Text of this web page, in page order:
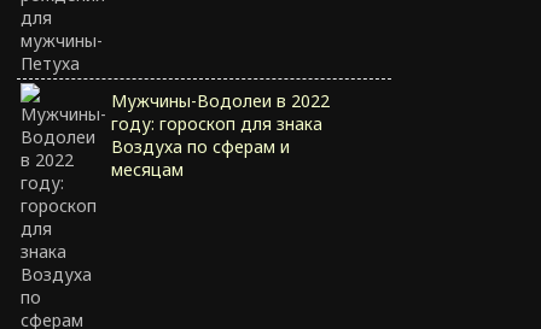
Мужчины-Водолеи в 2022
году: гороскоп для знака
Воздуха по сферам и
месяцам